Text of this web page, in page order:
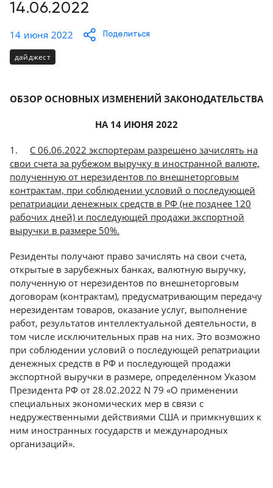
Trade-
Доставка
и
о
товарах
Контакты
8
(800)
90-
93
Краснодар
14.06.2022
14 июня 2022 Поделиться
дайджест
ОБЗОР ОСНОВНЫХ ИЗМЕНЕНИЙ ЗАКОНОДАТЕЛЬСТВА
НА 14 ИЮНЯ 2022
1. С 06.06.2022 экспортерам разрешено зачислять на
свои счета за рубежом выручку в иностранной валюте,
полученную от нерезидентов по внешнеторговым
контрактам, при соблюдении условий о последующей
репатриации денежных средств в РФ (не позднее 120
рабочих дней) и последующей продажи экспортной
выручки в размере 50%.
Резиденты получают право зачислять на свои счета,
открытые в зарубежных банках, валютную выручку,
полученную от нерезидентов по внешнеторговым
договорам (контрактам), предусматривающим передачу
нерезидентам товаров, оказание услуг, выполнение
работ, результатов интеллектуальной деятельности, в
том числе исключительных прав на них. Это возможно
при соблюдении условий о последующей репатриации
денежных средств в РФ и последующей продажи
экспортной выручки в размере, определённом Указом
Президента РФ от 28.02.2022 N 79 «О применении
специальных экономических мер в связи с
недружественными действиями США и примкнувших к
ним иностранных государств и международных
организаций».